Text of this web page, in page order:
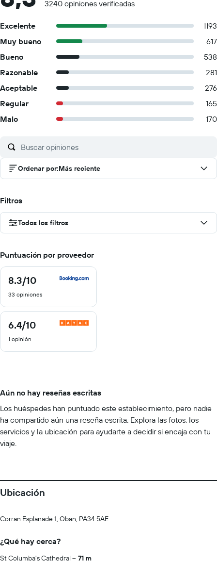
3240 opiniones verificadas
Excelente
1193
Muy bueno
617
Bueno
538
Razonable
281
Aceptable
276
Regular
165
Malo
170
Ordenar por:Más reciente
Filtros
Todos los filtros
Puntuación por proveedor
8.3/10
8.3
10
33 opiniones
6.4/10
6.4
10
1 opinión
Aún no hay reseñas escritas
Los huéspedes han puntuado este establecimiento, pero nadie
ha compartido aún una reseña escrita. Explora las fotos, los
servicios y la ubicación para ayudarte a decidir si encaja con tu
viaje.
Ubicación
Corran Esplanade 1, Oban, PA34 5AE
¿Qué hay cerca?
St Columba's Cathedral
71 m